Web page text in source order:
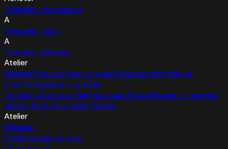
Véhicules d'occasion
A
Véhicules neufs
A
Tous les véhicules
Atelier
RévisionPneumatique et roueClimatisationFreins et
amortisseursPré-contrôle
techniqueCarrosserieMécaniqueVitrageTrouvez le service
Atelier dont vous avez besoin
Atelier
Révision
Pneumatique et roue